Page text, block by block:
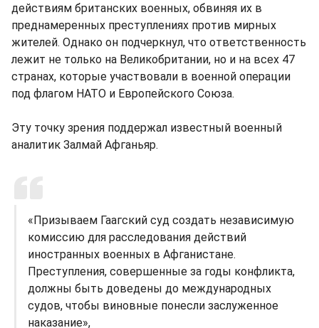
действиям британских военных, обвиняя их в
преднамеренных преступлениях против мирных
жителей. Однако он подчеркнул, что ответственность
лежит не только на Великобритании, но и на всех 47
странах, которые участвовали в военной операции
под флагом НАТО и Европейского Союза.
Эту точку зрения поддержал известный военный
аналитик Залмай Афганьяр.
«Призываем Гаагский суд создать независимую
комиссию для расследования действий
иностранных военных в Афганистане.
Преступления, совершенные за годы конфликта,
должны быть доведены до международных
судов, чтобы виновные понесли заслуженное
наказание»,